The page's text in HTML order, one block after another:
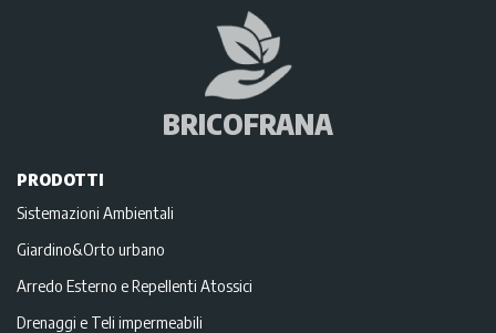
BRICOFRANA
PRODOTTI
Sistemazioni Ambientali
Giardino&Orto urbano
Arredo Esterno e Repellenti Atossici
Drenaggi e Teli impermeabili